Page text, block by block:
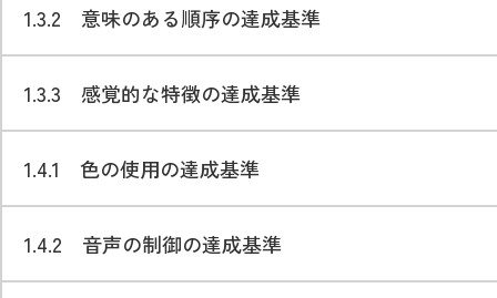
1.3.2 意味のある順序の達成基準
1.3.3 感覚的な特徴の達成基準
1.4.1 色の使用の達成基準
1.4.2 音声の制御の達成基準